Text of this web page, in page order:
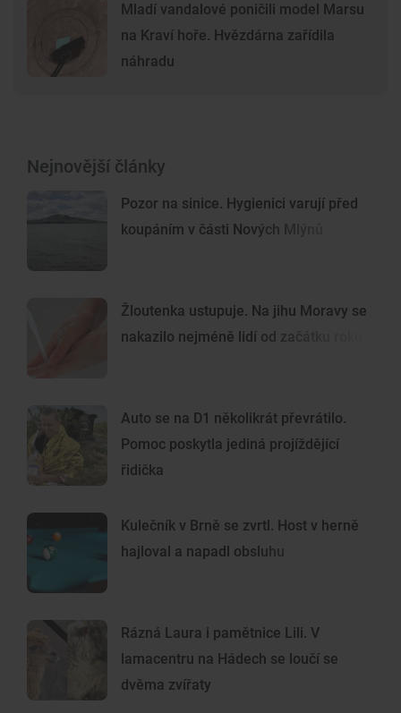
Mladí vandalové poničili model Marsu
na Kraví hoře. Hvězdárna zařídila
náhradu
Nejnovější články
Pozor na sinice. Hygienici varují před
koupáním v části Nových Mlýnů
Žloutenka ustupuje. Na jihu Moravy se
nakazilo nejméně lidí od začátku roku
Auto se na D1 několikrát převrátilo.
Pomoc poskytla jediná projíždějící
řidička
Kulečník v Brně se zvrtl. Host v herně
hajloval a napadl obsluhu
Rázná Laura i pamětnice Lili. V
lamacentru na Hádech se loučí se
dvěma zvířaty